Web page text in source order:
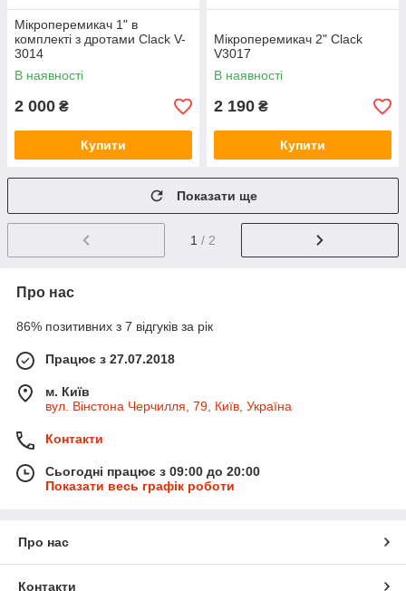
Мікроперемикач 1" в
комплекті з дротами Clack V-
3014
В наявності
2 000 ₴
Купити
Мікроперемикач 2" Clack
V3017
В наявності
2 190 ₴
Купити
Показати ще
1 / 2
Про нас
86% позитивних з 7 відгуків за рік
Працює з 27.07.2018
м. Київ
вул. Вінстона Черчилля, 79, Київ, Україна
Контакти
Сьогодні працює з 09:00 до 20:00
Показати весь графік роботи
Про нас
Контакти